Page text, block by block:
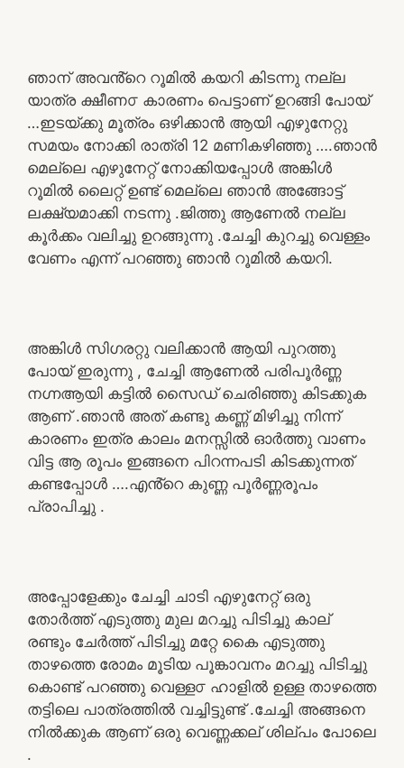
ഞാന് അവൻ്റെ റൂമിൽ കയറി കിടന്നു നല്ല
യാത്ര ക്ഷീണ൦ കാരണം പെട്ടാണ് ഉറങ്ങി പോയ്‌
…ഇടയ്ക്കു മൂത്രം ഒഴിക്കാൻ ആയി എഴുനേറ്റു
സമയം നോക്കി രാത്രി 12 മണികഴിഞ്ഞു ….ഞാൻ
മെല്ലെ എഴുനേറ്റ് നോക്കിയപ്പോൾ അങ്കിൾ
റൂമിൽ ലൈറ്റ് ഉണ്ട് മെല്ലെ ഞാൻ അങ്ങോട്ട്
ലക്ഷ്യമാക്കി നടന്നു .ജിത്തു ആണേൽ നല്ല
കൂർക്കം വലിച്ചു ഉറങ്ങുന്നു .ചേച്ചി കുറച്ചു വെള്ളം
വേണം എന്ന് പറഞ്ഞു ഞാൻ റൂമിൽ കയറി.
അങ്കിൾ സിഗരറ്റു വലിക്കാൻ ആയി പുറത്തു
പോയ്‌ ഇരുന്നു , ചേച്ചി ആണേൽ പരിപൂർണ്ണ
നഗ്നആയി കട്ടിൽ സൈഡ് ചെരിഞ്ഞു കിടക്കുക
ആണ് .ഞാൻ അത് കണ്ടു കണ്ണ് മിഴിച്ചു നിന്ന്
കാരണം ഇത്ര കാലം മനസ്സിൽ ഓർത്തു വാണം
വിട്ട ആ രൂപം ഇങ്ങനെ പിറന്നപടി കിടക്കുന്നത്
കണ്ടപ്പോൾ ….എൻ്റെ കുണ്ണ പൂർണ്ണരൂപം
പ്രാപിച്ചു .
അപ്പോളേക്കും ചേച്ചി ചാടി എഴുനേറ്റ് ഒരു
തോർത്ത് എടുത്തു മുല മറച്ചു പിടിച്ചു കാല്
രണ്ടും ചേർത്ത് പിടിച്ചു മറ്റേ കൈ എടുത്തു
താഴത്തെ രോമം മൂടിയ പൂങ്കാവനം മറച്ചു പിടിച്ചു
കൊണ്ട് പറഞ്ഞു വെള്ള൦ ഹാളിൽ ഉള്ള താഴത്തെ
തട്ടിലെ പാത്രത്തിൽ വച്ചിട്ടുണ്ട് .ചേച്ചി അങ്ങനെ
നിൽക്കുക ആണ് ഒരു വെണ്ണക്കല് ശില്പം പോലെ
.